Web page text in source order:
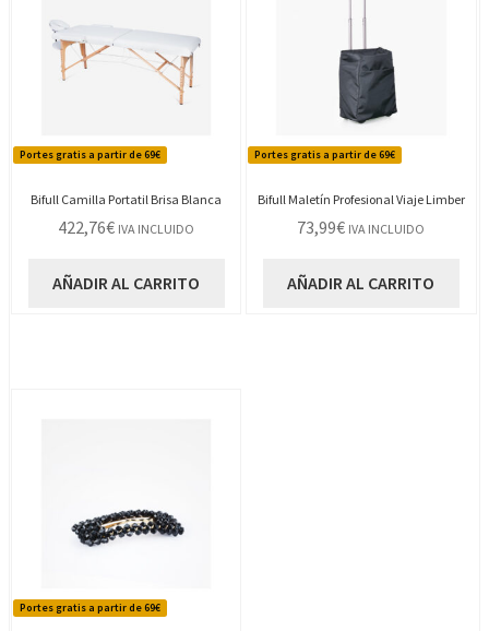
Portes gratis a partir de 69€
Bifull Camilla Portatil Brisa Blanca
422,76€ IVA INCLUIDO
AÑADIR AL CARRITO
Portes gratis a partir de 69€
Bifull Maletín Profesional Viaje Limber
73,99€ IVA INCLUIDO
AÑADIR AL CARRITO
Portes gratis a partir de 69€